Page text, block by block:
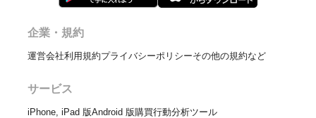
企業・規約
運営会社利用規約プライバシーポリシーその他の規約など
サービス
iPhone, iPad 版Android 版購買行動分析ツール